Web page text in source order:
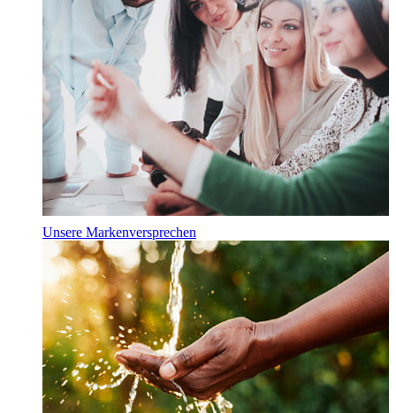
Unsere Markenversprechen